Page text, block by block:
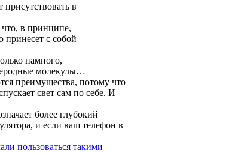
в
что, в принципе,
принесет с собой
намного,
молекулы…
преимущества, потому что
свет сам по себе. И
более глубокий
и если ваш телефон в
пользоваться такими